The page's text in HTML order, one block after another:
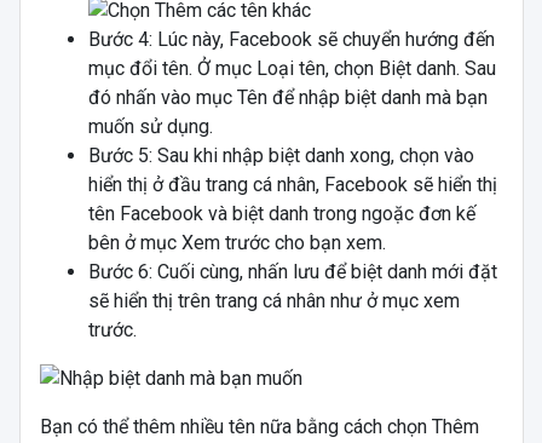
Bước 4: Lúc này, Facebook sẽ chuyển hướng đến
mục đổi tên. Ở mục Loại tên, chọn Biệt danh. Sau
đó nhấn vào mục Tên để nhập biệt danh mà bạn
muốn sử dụng.
Bước 5: Sau khi nhập biệt danh xong, chọn vào
hiển thị ở đầu trang cá nhân, Facebook sẽ hiển thị
tên Facebook và biệt danh trong ngoặc đơn kế
bên ở mục Xem trước cho bạn xem.
Bước 6: Cuối cùng, nhấn lưu để biệt danh mới đặt
sẽ hiển thị trên trang cá nhân như ở mục xem
trước.
Bạn có thể thêm nhiều tên nữa bằng cách chọn Thêm